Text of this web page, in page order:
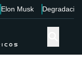
Elon Musk Degradación